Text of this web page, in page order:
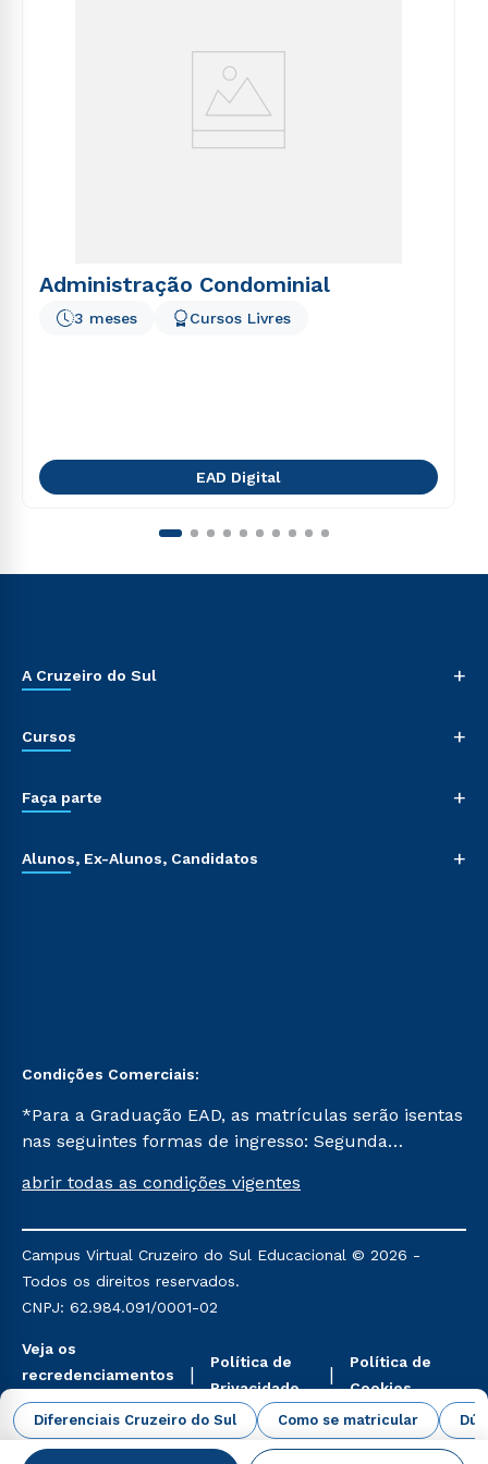
Diferenciais Cruzeiro do Sul Como se matricular
Administração Condominial
3 meses Cursos Livres
EAD Digital
A Cruzeiro do Sul +
Cursos +
Faça parte +
Alunos, Ex-Alunos, Candidatos +
Condições Comerciais:
*Para a Graduação EAD, as matrículas serão isentas
nas seguintes formas de ingresso: Segunda
Já para as demais, a taxa de matrícula será de R$
mencionadas são referentes aos cursos: Ensino
Religioso, Geografia para a Docência e Metodologia
do Ensino de História: Questões Atuais.
abrir todas as condições vigentes
Campus Virtual Cruzeiro do Sul Educacional © 2026 -
Todos os direitos reservados.
CNPJ: 62.984.091/0001-02
Veja os
recredenciamentos
aqui
Política de
Privacidade
Política de
Cookies